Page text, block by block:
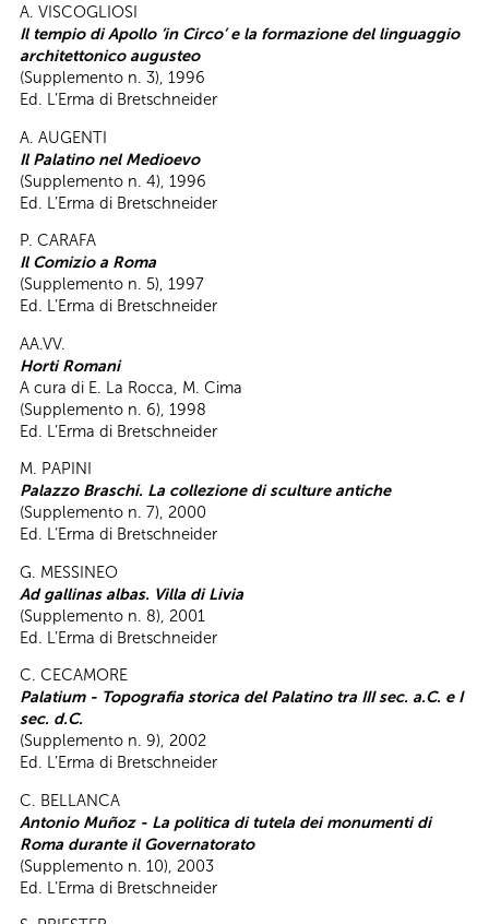
A. VISCOGLIOSI
Il tempio di Apollo ‘in Circo’ e la formazione del linguaggio
architettonico augusteo
(Supplemento n. 3), 1996
Ed. L’Erma di Bretschneider
A. AUGENTI
Il Palatino nel Medioevo
(Supplemento n. 4), 1996
Ed. L’Erma di Bretschneider
P. CARAFA
Il Comizio a Roma
(Supplemento n. 5), 1997
Ed. L’Erma di Bretschneider
AA.VV.
Horti Romani
A cura di E. La Rocca, M. Cima
(Supplemento n. 6), 1998
Ed. L’Erma di Bretschneider
M. PAPINI
Palazzo Braschi. La collezione di sculture antiche
(Supplemento n. 7), 2000
Ed. L’Erma di Bretschneider
G. MESSINEO
Ad gallinas albas. Villa di Livia
(Supplemento n. 8), 2001
Ed. L’Erma di Bretschneider
C. CECAMORE
Palatium - Topografia storica del Palatino tra III sec. a.C. e I
sec. d.C.
(Supplemento n. 9), 2002
Ed. L’Erma di Bretschneider
C. BELLANCA
Antonio Muñoz - La politica di tutela dei monumenti di
Roma durante il Governatorato
(Supplemento n. 10), 2003
Ed. L’Erma di Bretschneider